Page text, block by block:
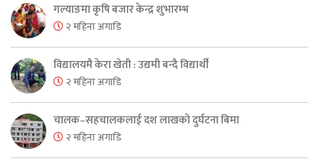
गल्याङमा कृषि बजार केन्द्र शुभारम्भ
२ महिना अगाडि
विद्यालयमै केरा खेती : उद्यमी बन्दै विद्यार्थी
२ महिना अगाडि
चालक–सहचालकलाई दश लाखको दुर्घटना बिमा
२ महिना अगाडि